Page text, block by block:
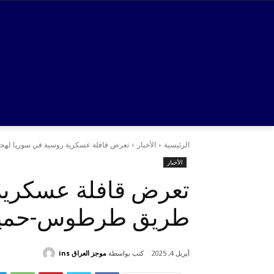
الرئيسية الأخبار تعرض قافلة عسكرية روسية في سوريا
الأخبار
تعرض قافلة
طريق طرطوس-
أبريل 4, 2025 كتب بواسطة موجز العراق ins